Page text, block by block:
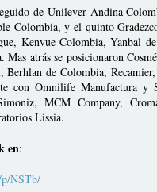
de Unilever Andina
Colombia, y el quinto
Kenvue Colombia, Yanbal
atrás se posicionaron
de Colombia,
con Omnilife Manufactura y
MCM Company,
Lissia.
en:
NSTb/